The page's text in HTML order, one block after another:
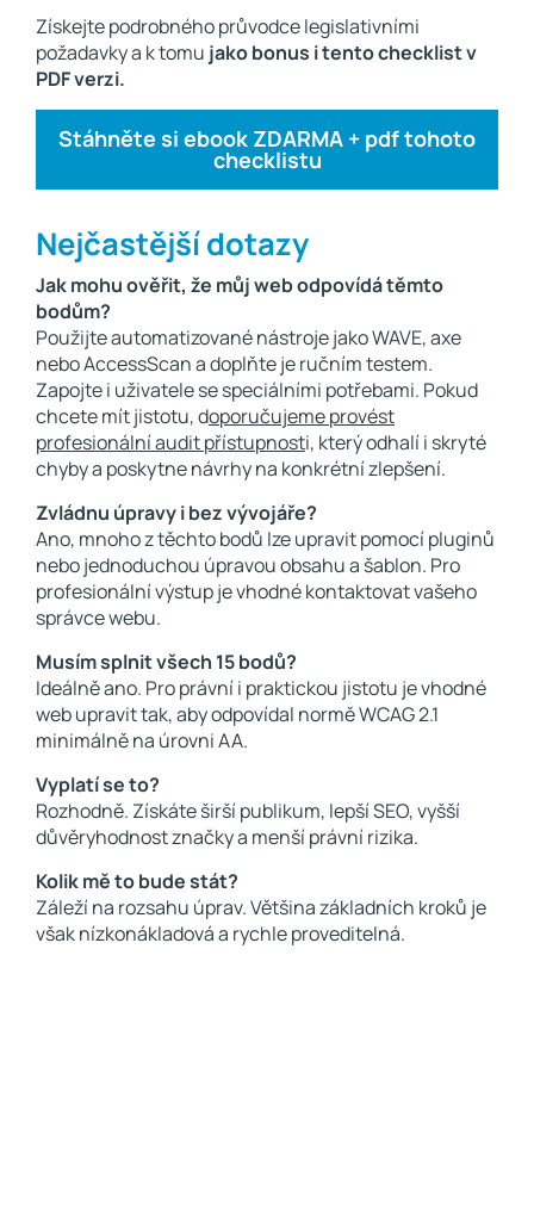
Získejte podrobného průvodce legislativními
požadavky a k tomu jako bonus i tento checklist v
PDF verzi.
Stáhněte si ebook ZDARMA + pdf tohoto
checklistu
Nejčastější dotazy
Jak mohu ověřit, že můj web odpovídá těmto
bodům?
Použijte automatizované nástroje jako WAVE, axe
nebo AccessScan a doplňte je ručním testem.
Zapojte i uživatele se speciálními potřebami. Pokud
chcete mít jistotu, doporučujeme provést
profesionální audit přístupnosti, který odhalí i skryté
chyby a poskytne návrhy na konkrétní zlepšení.
Zvládnu úpravy i bez vývojáře?
Ano, mnoho z těchto bodů lze upravit pomocí pluginů
nebo jednoduchou úpravou obsahu a šablon. Pro
profesionální výstup je vhodné kontaktovat vašeho
správce webu.
Musím splnit všech 15 bodů?
Ideálně ano. Pro právní i praktickou jistotu je vhodné
web upravit tak, aby odpovídal normě WCAG 2.1
minimálně na úrovni AA.
Vyplatí se to?
Rozhodně. Získáte širší publikum, lepší SEO, vyšší
důvěryhodnost značky a menší právní rizika.
Kolik mě to bude stát?
Záleží na rozsahu úprav. Většina základních kroků je
však nízkonákladová a rychle proveditelná.